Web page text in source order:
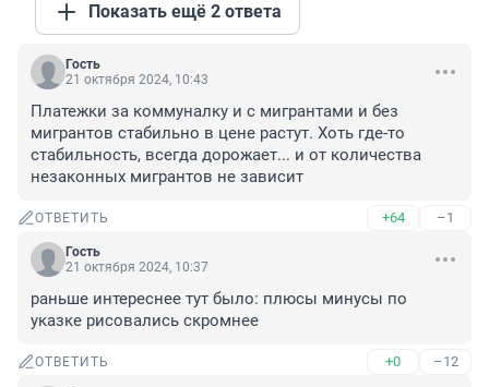
Показать ещё 2 ответа
Гость
21 октября 2024, 10:43
Платежки за коммуналку и с мигрантами и без
мигрантов стабильно в цене растут. Хоть где-то
стабильность, всегда дорожает... и от количества
незаконных мигрантов не зависит
ОТВЕТИТЬ +64 –1
Гость
21 октября 2024, 10:37
раньше интереснее тут было: плюсы минусы по
указке рисовались скромнее
ОТВЕТИТЬ +0 –12